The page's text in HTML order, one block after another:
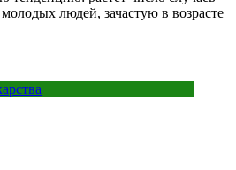
людей, зачастую в возрасте